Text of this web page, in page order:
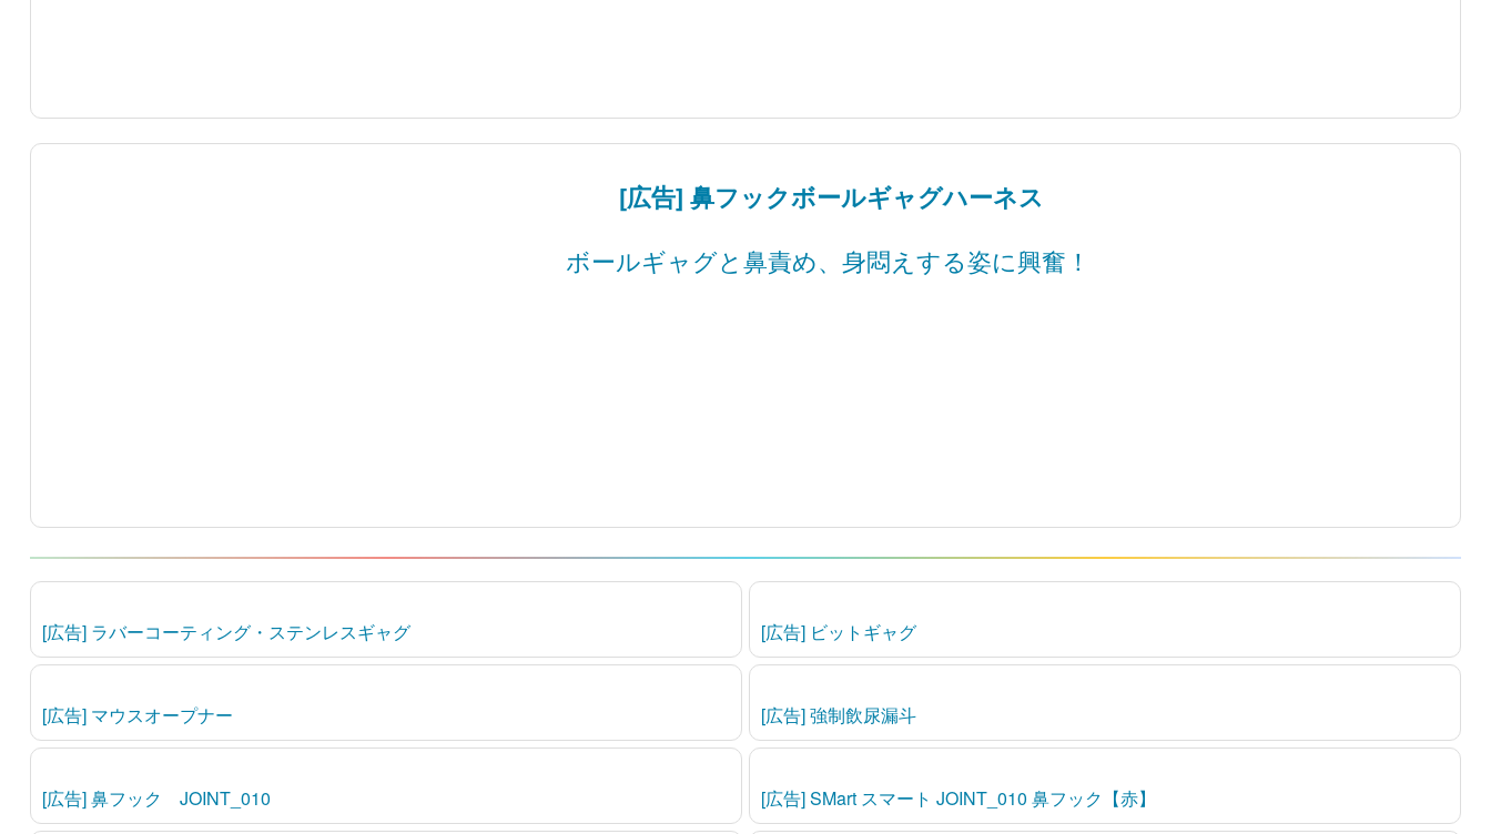
[広告] 鼻フックボールギャグハーネス
ボールギャグと鼻責め、身悶えする姿に興奮！
[広告] ラバーコーティング・ステンレスギャグ [広告] ビットギャグ
[広告] マウスオープナー [広告] 強制飲尿漏斗
[広告] 鼻フック JOINT_010 [広告] SMart スマート JOINT_010 鼻フック【赤】